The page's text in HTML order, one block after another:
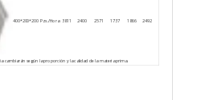
400*200*200 Pzs./Hora 3811 2400 2571 1737 1866 2492
cambiarán según la proporción y la calidad de la materia prima.